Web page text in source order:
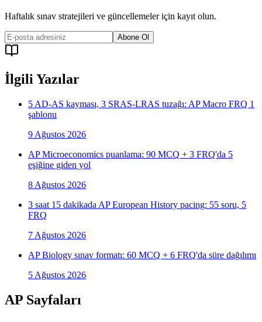
Haftalık sınav stratejileri ve güncellemeler için kayıt olun.
Abone Ol
İlgili Yazılar
5 AD-AS kayması, 3 SRAS-LRAS tuzağı: AP Macro FRQ 1
şablonu
9 Ağustos 2026
AP Microeconomics puanlama: 90 MCQ + 3 FRQ'da 5
eşiğine giden yol
8 Ağustos 2026
3 saat 15 dakikada AP European History pacing: 55 soru, 5
FRQ
7 Ağustos 2026
AP Biology sınav formatı: 60 MCQ + 6 FRQ'da süre dağılımı
5 Ağustos 2026
AP Sayfaları